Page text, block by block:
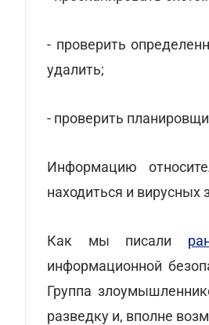
- проверить
удалить;
- проверить
Информацию
находиться и вирусных
Как мы писали
информационной
Группа
разведку и, вполне